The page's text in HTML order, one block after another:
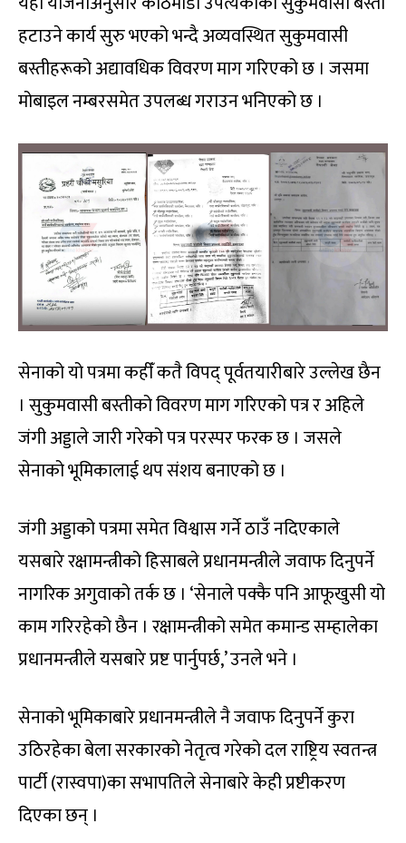
हटाउने कार्य सुरु भएको भन्दै अव्यवस्थित सुकुमवासी
बस्तीहरूको अद्यावधिक विवरण माग गरिएको छ । जसमा
मोबाइल नम्बरसमेत उपलब्ध गराउन भनिएको छ ।
सेनाको यो पत्रमा कहीँ कतै विपद् पूर्वतयारीबारे उल्लेख छैन
। सुकुमवासी बस्तीको विवरण माग गरिएको पत्र र अहिले
जंगी अड्डाले जारी गरेको पत्र परस्पर फरक छ । जसले
सेनाको भूमिकालाई थप संशय बनाएको छ ।
जंगी अड्डाको पत्रमा समेत विश्वास गर्ने ठाउँ नदिएकाले
यसबारे रक्षामन्त्रीको हिसाबले प्रधानमन्त्रीले जवाफ दिनुपर्ने
नागरिक अगुवाको तर्क छ । ‘सेनाले पक्कै पनि आफूखुसी यो
काम गरिरहेको छैन । रक्षामन्त्रीको समेत कमान्ड सम्हालेका
प्रधानमन्त्रीले यसबारे प्रष्ट पार्नुपर्छ,’ उनले भने ।
सेनाको भूमिकाबारे प्रधानमन्त्रीले नै जवाफ दिनुपर्ने कुरा
उठिरहेका बेला सरकारको नेतृत्व गरेको दल राष्ट्रिय स्वतन्त्र
पार्टी (रास्वपा)का सभापतिले सेनाबारे केही प्रष्टीकरण
दिएका छन् ।